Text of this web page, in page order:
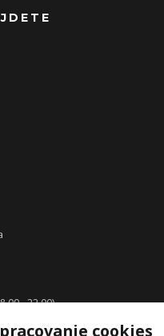
- 22.00)
cookies